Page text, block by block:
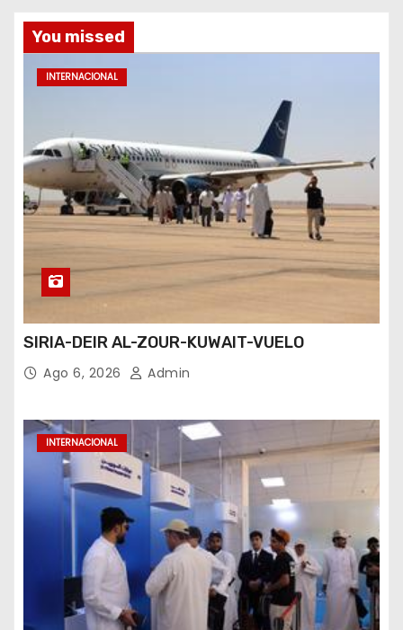
You missed
INTERNACIONAL
SIRIA-DEIR AL-ZOUR-KUWAIT-VUELO
Ago 6, 2026 Admin
INTERNACIONAL